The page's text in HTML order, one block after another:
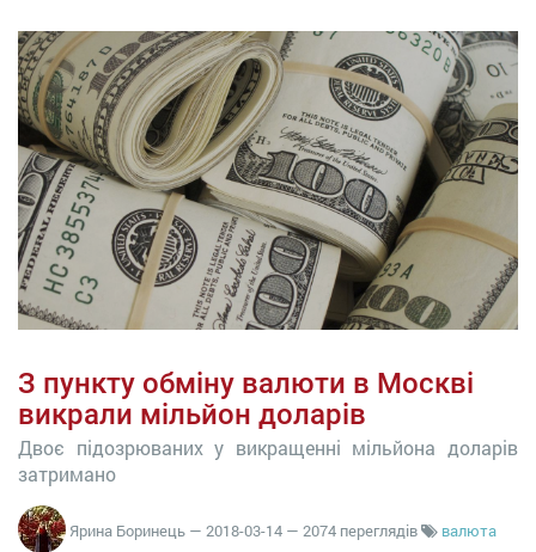
З пункту обміну валюти в Москві
викрали мільйон доларів
Двоє підозрюваних у викращенні мільйона доларів
затримано
Ярина Боринець — 2018-03-14 — 2074 переглядів
валюта